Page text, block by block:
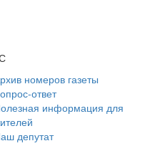
номеров газеты
ответ
информация для
депутат